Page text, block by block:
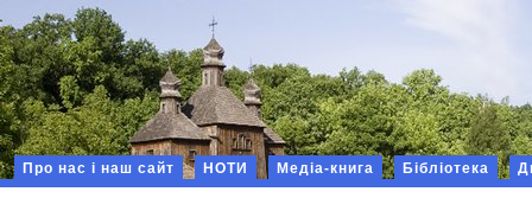
Про нас і наш сайт НОТИ Медіа-книга Бібліотека